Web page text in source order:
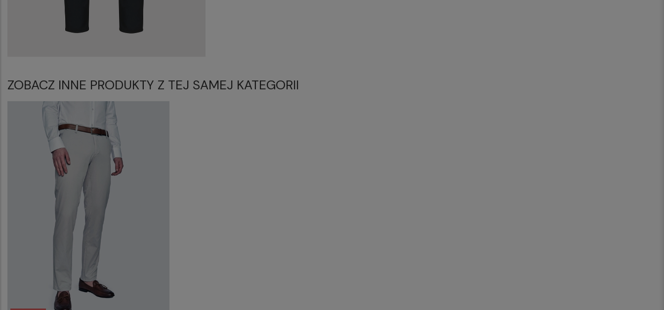
ZOBACZ INNE PRODUKTY Z TEJ SAMEJ KATEGORII